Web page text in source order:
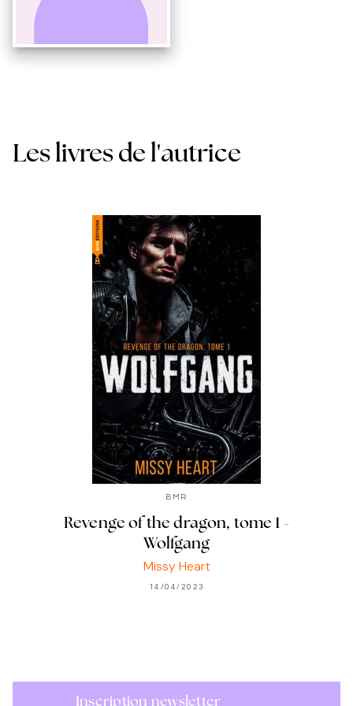
Les livres de l'autrice
BMR
Revenge of the dragon, tome 1 -
Wolfgang
Missy Heart
14/04/2023
Inscription newsletter